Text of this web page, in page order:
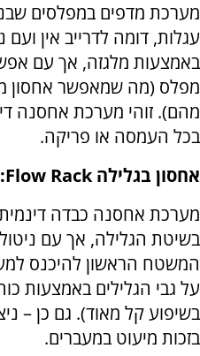
מערכת מדפים במפלסים
עגלות, דומה לדרייב אין
באמצעות מלגזה, אך עם
מפלס (מה שמאפשר אחסון
מהם). זוהי מערכת אחסנה
בכל העמסה או פריקה.
אחסון בגלילהFlow Rack
:
מערכת אחסנה כבדה
בשיטת הגלילה, אך עם ניטול
המשטח הראשון להיכנס
על גבי הגלילים באמצעות
בשיפוע קל מאוד). גם כן –
בזכות מיעוט במעברים.